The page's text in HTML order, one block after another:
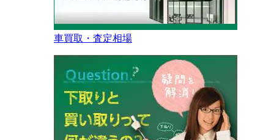
車買取・査定相場